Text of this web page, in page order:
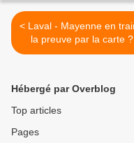
< Laval - Mayenne en train :
la preuve par la carte ?
Hébergé par Overblog
Top articles
Pages